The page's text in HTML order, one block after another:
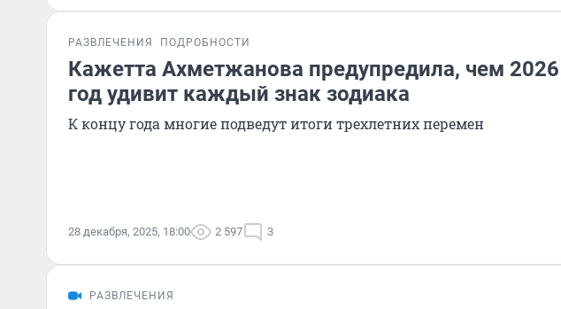
РАЗВЛЕЧЕНИЯ ПОДРОБНОСТИ
Кажетта Ахметжанова предупредила, чем 2026
год удивит каждый знак зодиака
К концу года многие подведут итоги трехлетних перемен
28 декабря, 2025, 18:00 2 597 3
РАЗВЛЕЧЕНИЯ